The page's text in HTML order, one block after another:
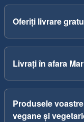
Oferiți livrare
Livrați în afara
Produsele
vegane și